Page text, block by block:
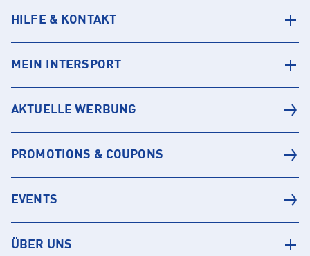
HILFE & KONTAKT
MEIN INTERSPORT
AKTUELLE WERBUNG
PROMOTIONS & COUPONS
EVENTS
ÜBER UNS